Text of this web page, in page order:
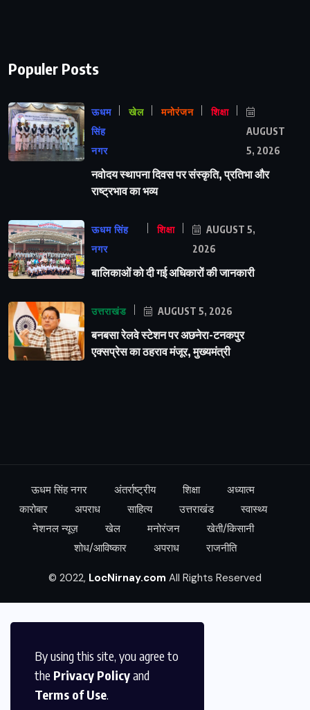
By using this site, you agree to
the Privacy Policyand
Terms of Use.
Populer Posts
ऊधम
सिंह
नगर
खेल मनोरंजन शिक्षा
AUGUST
5, 2026
नवोदय स्थापना दिवस पर संस्कृति, प्रतिभा और
राष्ट्रभाव का भव्य
ऊधम सिंह
नगर
शिक्षा
AUGUST 5,
2026
बालिकाओं को दी गई अधिकारों की जानकारी
उत्तराखंड AUGUST 5, 2026
बनबसा रेलवे स्टेशन पर अछनेरा-टनकपुर
एक्सप्रेस का ठहराव मंजूर, मुख्यमंत्री
ऊधम सिंह नगर अंतर्राष्ट्रीय शिक्षा
अध्यात्म
कारोबार
अपराध साहित्य उत्तराखंड
स्वास्थ्य
नेशनल न्यूज़
खेल मनोरंजन
खेती/किसानी
शोध/आविष्कार
अपराध राजनीति
© 2022, LocNirnay.com All Rights Reserved